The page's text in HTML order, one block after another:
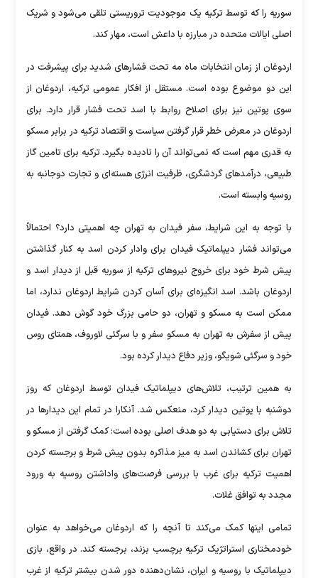
سوریه را که توسط ترکیه یک موجودیت تروریستی تلقی می‌شود و شریک
اصلی ایالات متحده در مبارزه با داعش است، مهار کند.
اردوغان از زمان انتخابات ماه مه تحت فشارهای شدید برای پیشرفت در
این دو موضوع بوده است. مستقل از افکار عمومی ترکیه، اردوغان از
سوی پوتین نیز برای اصلاح روابط با اسد تحت فشار قرار دارد. برای
اردوغان در معرض خطر قرار گرفتن سیاست و اقتصاد ترکیه در برابر مسکو
به قدری مهم است که نمی‌تواند آن را نادیده بگیرد. ترکیه برای تامین گاز
طبیعی، درآمدهای گردشگری، ظرفیت انرژی هسته‌ای و تجارت دوجانبه به
روسیه وابسته است.
با توجه به این شرایط، سفر فیدان به تهران چه اهمیتی دارد؟ احتمالاً
می‌تواند فشار دیپلماتیک فیدان برای وادار کردن اسد به کنار گذاشتن
پیش شرط خود برای خروج نیروهای ترکیه از سوریه قبل از دیدار اسد و
اردوغان باشد. اسد انگیزه‌ای برای آسان کردن شرایط اردوغان ندارد، اما
ممکن است به مسکو و تهران، دو حامی بزرگ خود گوش دهد. فیدان
پیش از سفرش به تهران به مسکو سفر و با سرگئی لاوروف، همتای روس
خود و سرگئی شویگو، وزیر دفاع دیدار کرده بود.
به همین ترتیب، تلاش‌های دیپلماتیک فیدان توسط اردوغان که روز
دوشنبه با پوتین دیدار کرد، منعکس شد. آنکارا در تمام این دیدارها در
تلاش برای دستیابی به دو هدف اصلی بوده است: کمک گرفتن از مسکو و
تهران برای کشاندن اسد به میز مذاکره بدون پیش شرط و برجسته کردن
اهمیت ترکیه برای غرب با بررسی فرصت‌های واداشتن روسیه به ورود
مجدد به توافق غلات.
تمامی اینها کمک می‌کند تا آنچه را که اردوغان می‌خواهد به عنوان
خودمختاری استراتژیک ترکیه برچسب بزند، برجسته کند. در واقع، بازی
دیپلماتیک با روسیه و ایران، نشان‌دهنده دور شدن بیشتر ترکیه از غرب